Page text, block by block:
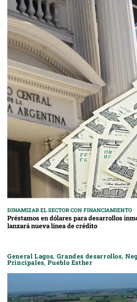
DINAMIZAR EL SECTOR CON FINANCIAMIENTO
Préstamos en dólares para desarrollos
lanzará nueva línea de crédito
General Lagos, Grandes desarrollos,
Principales,Pueblo Esther